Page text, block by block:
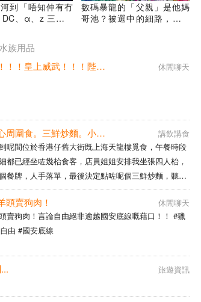
到「唔知仲有冇
、α、z 三大主
Uwants遊戲講
數碼暴龍的「父親」是他媽
哥池？被選中的細路，再次
講
水族用品
休閒聊天
神勇帝聖容！！！皇上威武！！！陛下威武霸氣至極！！！陛下如若猛虎下山之勢也！！！金城武同張國榮哥哥留鬚都冇我咁型咁man咁潮！！！
講飲講食
🥚蛋蛋🥚開心周圍食。三鮮炒麵。小籠包。香港仔。20260802🥚🥚🥚🥚
呢間位於香港仔舊大街既上海天龍樓覓食，午餐時段
都已經坐咗幾枱食客，店員姐姐安排我坐張四人枱，
餐牌，人手落單，最後決定點咗呢個三鮮炒麵，聽店
，同埋一籠五隻既小籠包，等咗一陣就有得食，碟炒
足夠二人食，食材新鮮，麵條爽口，炒得唔太咸，好
有兒時既味道，味道一流，肉餡多唔太爆汁，好啱我
饭]口味：🥚🥚🥚🥚 [薄荷 ...
休閒聊天
頭賣狗肉！
賣狗肉！言論自由絕非逾越國安底線嘅藉口！！ #獵
由 #國安底線
旅遊資訊